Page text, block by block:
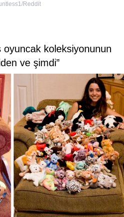
Reddit
oyuncak koleksiyonunun
ve şimdi”